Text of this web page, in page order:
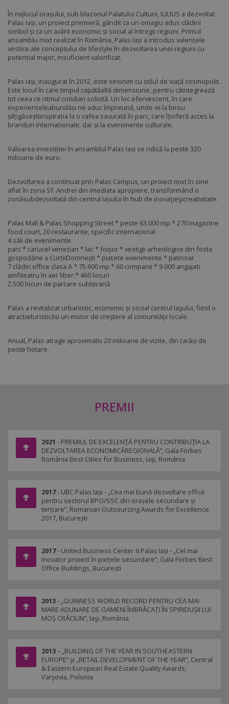
În mijlocul orașului, sub blazonul Palatului Culturii, IULIUS a dezvoltat
Palas Iași, un proiect premieră, gândit ca un omagiu adus clădirii
simbol și ca un avânt economic și social al întregii regiuni. Primul
ansamblu mixt realizat în România, Palas Iași a introdus valențele
vestice ale conceptului de lifestyle în dezvoltarea unei regiuni cu
potențial major, insuficient valorificat.
Palas Iași, inaugurat în 2012, este sinonim cu stilul de viață cosmopolit.
Este locul în care timpul capătăaltă dimensiune, pentru căintegrează
tot ceea ce ritmul cotidian solicită. Un loc efervescent, în care
experiențeleabundăși ne aduc împreună, unde vii la birou
șiîțigăseștiinspirația la o cafea savurată în parc, care îțioferă acces la
branduri internaționale, dar și la evenimente culturale.
Valoarea investiției în ansamblul Palas Iași se ridică la peste 320
milioane de euro.
Dezvoltarea a continuat prin Palas Campus, un proiect mixt în sine
aflat în zona Sf. Andrei din imediata apropiere, transformând o
zonăsubdezvoltată din centrul Iașului în hub de inovaţieşicreativitate.
Palas Mall & Palas Shopping Street * peste 63.000 mp * 270 magazine
food court, 20 restaurante, specific internațional
4 săli de evenimente
parc * carusel venețian * lac * foișor * vestigii arheologice din fosta
gospodărie a CurțiiDomnești * piațete evenimente * patinoar
7 clădiri office clasa A * 75.600 mp * 60 companii * 9.000 angajați
amfiteatru în aer liber * 460 locuri
2.500 locuri de parcare subterană
Palas a revitalizat urbanistic, economic și social centrul Iaşului, fiind o
atracțieturisticăși un motor de creştere al comunităţii locale.
Anual, Palas atrage aproximativ 20 milioane de vizite, din țarăși de
peste hotare.
PREMII
2021 - PREMIUL DE EXCELENŢĂ PENTRU CONTRIBUŢIA LA
DEZVOLTAREA ECONOMICĂREGIONALĂ”, Gala Forbes
România Best Cities for Business, Iaşi, România
2017- UBC Palas Iași - „Cea mai bună dezvoltare office
pentru sectorul BPO/SSC din orașele secundare și
terțiare”, Romanian Outsourcing Awards for Excellence
2017, București
2017- United Business Center 6 Palas Iași - „Cel mai
inovator proiect în piețele secundare”, Gala Forbes Best
Office Buildings, București
2013- „GUINNESS WORLD RECORD PENTRU CEA MAI
MARE ADUNARE DE OAMENI ÎMBRĂCAȚI ÎN SPIRIDUȘII LUI
MOȘ CRĂCIUN”, Iaşi, România
2013– „BUILDING OF THE YEAR IN SOUTHEASTERN
EUROPE” şi „RETAIL DEVELOPMENT OF THE YEAR”, Central
& Eastern European Real Estate Quality Awards,
Varşovia, Polonia